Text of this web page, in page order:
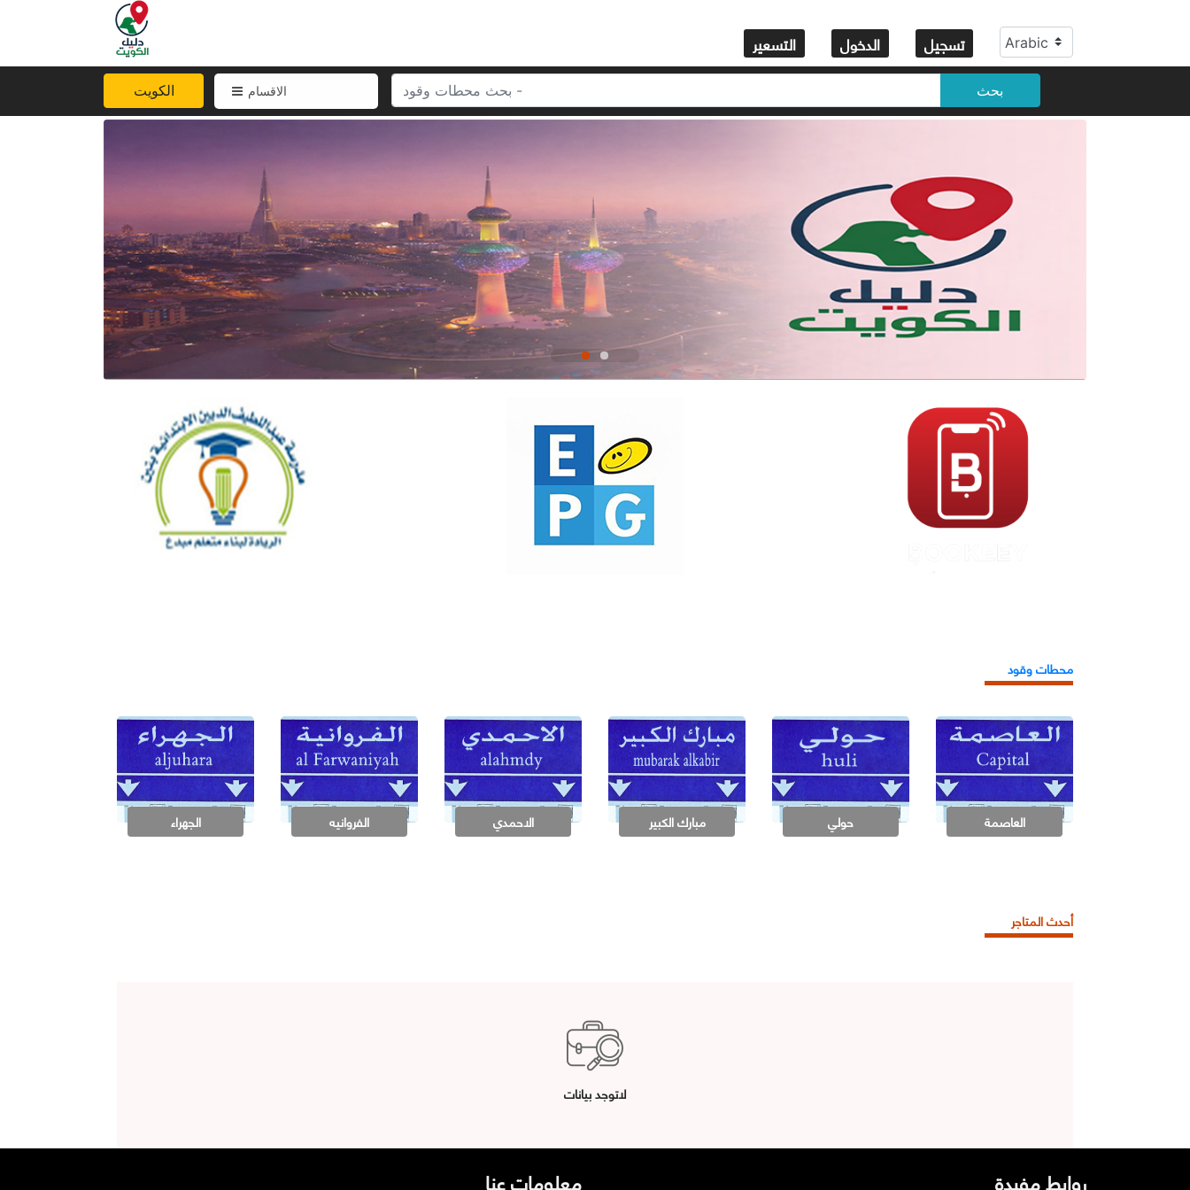
التسعير الدخول تسجيل
الكويت الاقسام بحث
محطات وقود
العاصمة حولي مبارك الكبير الاحمدي الفروانيه الجهراء
أحدث المتاجر
لاتوجد بيانات
معلومات عنا روابط مفيدة